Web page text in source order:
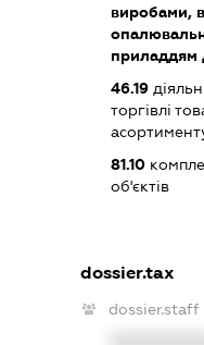
виробами,
приладдям
46.19
торгівлі
81.10
об'єктів
dossier.tax
dossier.staff